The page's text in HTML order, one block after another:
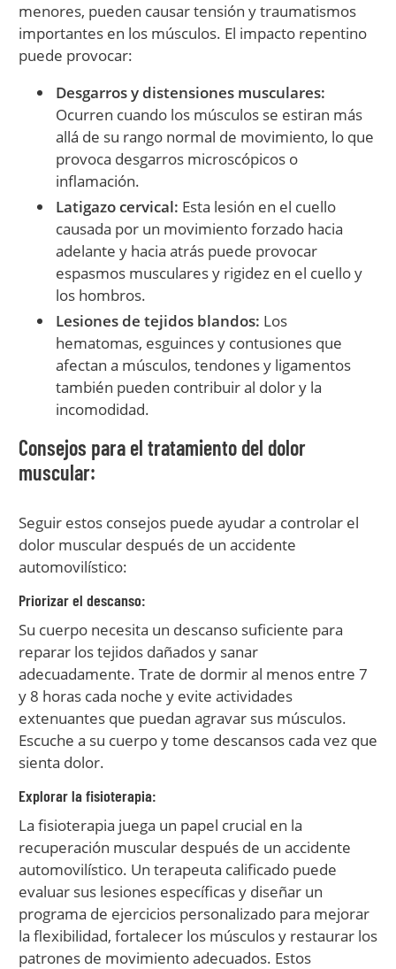
menores, pueden causar tensión y traumatismos
importantes en los músculos. El impacto repentino
puede provocar:
Desgarros y distensiones musculares:
Ocurren cuando los músculos se estiran más
allá de su rango normal de movimiento, lo que
provoca desgarros microscópicos o
inflamación.
Latigazo cervical: Esta lesión en el cuello
causada por un movimiento forzado hacia
adelante y hacia atrás puede provocar
espasmos musculares y rigidez en el cuello y
los hombros.
Lesiones de tejidos blandos: Los
hematomas, esguinces y contusiones que
afectan a músculos, tendones y ligamentos
también pueden contribuir al dolor y la
incomodidad.
Consejos para el tratamiento del dolor
muscular:
Seguir estos consejos puede ayudar a controlar el
dolor muscular después de un accidente
automovilístico:
Priorizar el descanso:
Su cuerpo necesita un descanso suficiente para
reparar los tejidos dañados y sanar
adecuadamente. Trate de dormir al menos entre 7
y 8 horas cada noche y evite actividades
extenuantes que puedan agravar sus músculos.
Escuche a su cuerpo y tome descansos cada vez que
sienta dolor.
Explorar la fisioterapia:
La fisioterapia juega un papel crucial en la
recuperación muscular después de un accidente
automovilístico. Un terapeuta calificado puede
evaluar sus lesiones específicas y diseñar un
programa de ejercicios personalizado para mejorar
la flexibilidad, fortalecer los músculos y restaurar los
patrones de movimiento adecuados. Estos